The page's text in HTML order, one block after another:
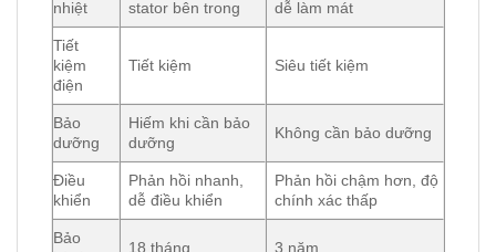
nhiệt
stator bên trong
dễ làm mát
Tiết
kiệm
điện
Tiết kiệm Siêu tiết kiệm
Bảo
dưỡng
Hiếm khi cần bảo
dưỡng
Không cần bảo dưỡng
Điều
khiển
Phản hồi nhanh,
dễ điều khiển
Phản hồi chậm hơn, độ
chính xác thấp
Bảo
18 tháng 3 năm